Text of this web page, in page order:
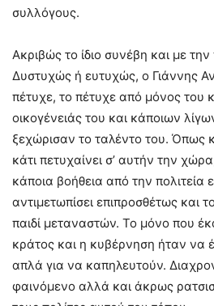
συλλόγους.
Ακριβώς το ίδιο συνέβη και με
Δυστυχώς ή ευτυχώς, ο Γιάννης
πέτυχε, το πέτυχε από μόνος του
οικογένειάς του και κάποιων
ξεχώρισαν το ταλέντο του. Όπως
κάτι πετυχαίνει σ’ αυτήν την
κάποια βοήθεια από την πολιτεία
αντιμετωπίσει επιπροσθέτως και
παιδί μεταναστών. Το μόνο που
κράτος και η κυβέρνηση ήταν να
απλά για να καπηλευτούν.
φαινόμενο αλλά και άκρως